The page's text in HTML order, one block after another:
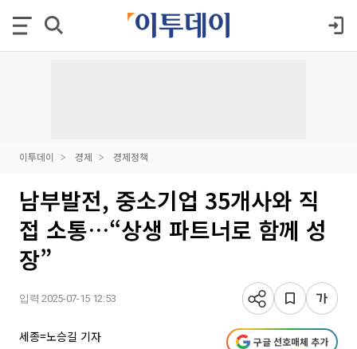
이투데이 경제 경제정책
남부발전, 중소기업 35개사와 직
접 소통…“상생 파트너로 함께 성
장”
입력 2025-07-15 12:53
세종=노승길 기자 구글 선호매체 추가